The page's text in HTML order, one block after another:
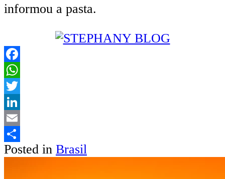
informou a pasta.
Facebook
WhatsApp
Twitter
LinkedIn
Email
Share
Posted in Brasil